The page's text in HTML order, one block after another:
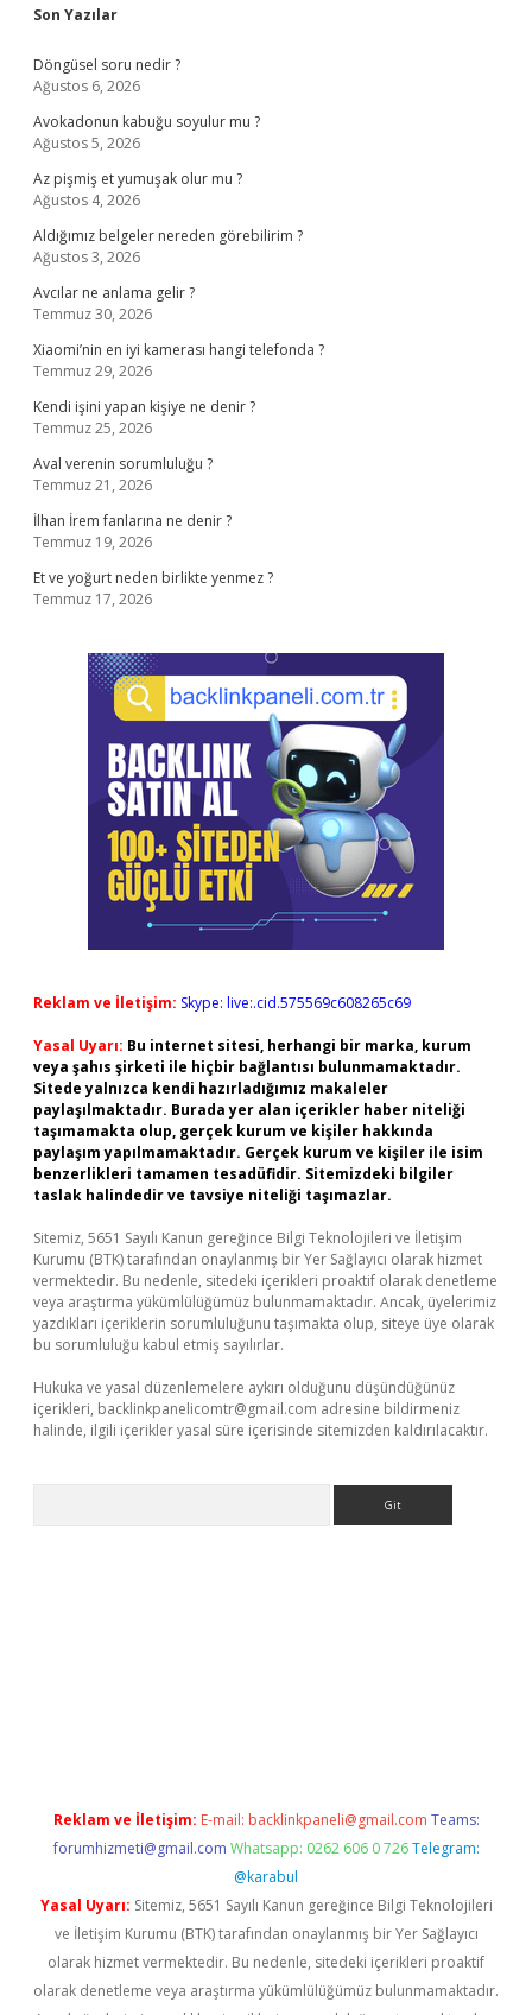
Sidebar
Son Yazılar
Döngüsel soru nedir ?
Ağustos 6, 2026
Avokadonun kabuğu soyulur mu ?
Ağustos 5, 2026
Az pişmiş et yumuşak olur mu ?
Ağustos 4, 2026
Aldığımız belgeler nereden görebilirim ?
Ağustos 3, 2026
Avcılar ne anlama gelir ?
Temmuz 30, 2026
Xiaomi’nin en iyi kamerası hangi telefonda ?
Temmuz 29, 2026
Kendi işini yapan kişiye ne denir ?
Temmuz 25, 2026
Aval verenin sorumluluğu ?
Temmuz 21, 2026
İlhan İrem fanlarına ne denir ?
Temmuz 19, 2026
Et ve yoğurt neden birlikte yenmez ?
Temmuz 17, 2026
Reklam ve İletişim: Skype: live:.cid.575569c608265c69
Yasal Uyarı: Bu internet sitesi, herhangi bir marka, kurum
veya şahıs şirketi ile hiçbir bağlantısı bulunmamaktadır.
Sitede yalnızca kendi hazırladığımız makaleler
paylaşılmaktadır. Burada yer alan içerikler haber niteliği
taşımamakta olup, gerçek kurum ve kişiler hakkında
paylaşım yapılmamaktadır. Gerçek kurum ve kişiler ile isim
benzerlikleri tamamen tesadüfidir. Sitemizdeki bilgiler
taslak halindedir ve tavsiye niteliği taşımazlar.
Sitemiz, 5651 Sayılı Kanun gereğince Bilgi Teknolojileri ve İletişim
Kurumu (BTK) tarafından onaylanmış bir Yer Sağlayıcı olarak hizmet
vermektedir. Bu nedenle, sitedeki içerikleri proaktif olarak denetleme
veya araştırma yükümlülüğümüz bulunmamaktadır. Ancak, üyelerimiz
yazdıkları içeriklerin sorumluluğunu taşımakta olup, siteye üye olarak
bu sorumluluğu kabul etmiş sayılırlar.
Hukuka ve yasal düzenlemelere aykırı olduğunu düşündüğünüz
içerikleri, backlinkpanelicomtr@gmail.com adresine bildirmeniz
halinde, ilgili içerikler yasal süre içerisinde sitemizden kaldırılacaktır.
Reklam ve İletişim: E-mail: backlinkpaneli@gmail.com Teams:
forumhizmeti@gmail.com Whatsapp: 0262 606 0 726 Telegram:
@karabul
Yasal Uyarı: Sitemiz, 5651 Sayılı Kanun gereğince Bilgi Teknolojileri
ve İletişim Kurumu (BTK) tarafından onaylanmış bir Yer Sağlayıcı
olarak hizmet vermektedir. Bu nedenle, sitedeki içerikleri proaktif
olarak denetleme veya araştırma yükümlülüğümüz bulunmamaktadır.